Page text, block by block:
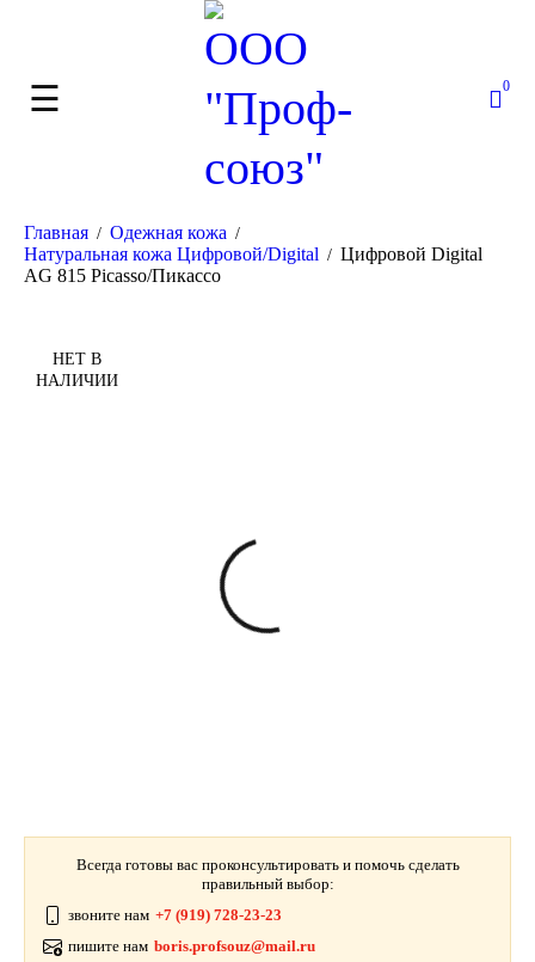
0
Главная / Одежная кожа /
Натуральная кожа Цифровой/Digital / Цифровой Digital
AG 815 Picasso/Пикассо
НЕТ В
НАЛИЧИИ
Всегда готовы вас проконсультировать и помочь сделать
правильный выбор:
звоните нам +7 (919) 728-23-23
пишите нам boris.profsouz@mail.ru